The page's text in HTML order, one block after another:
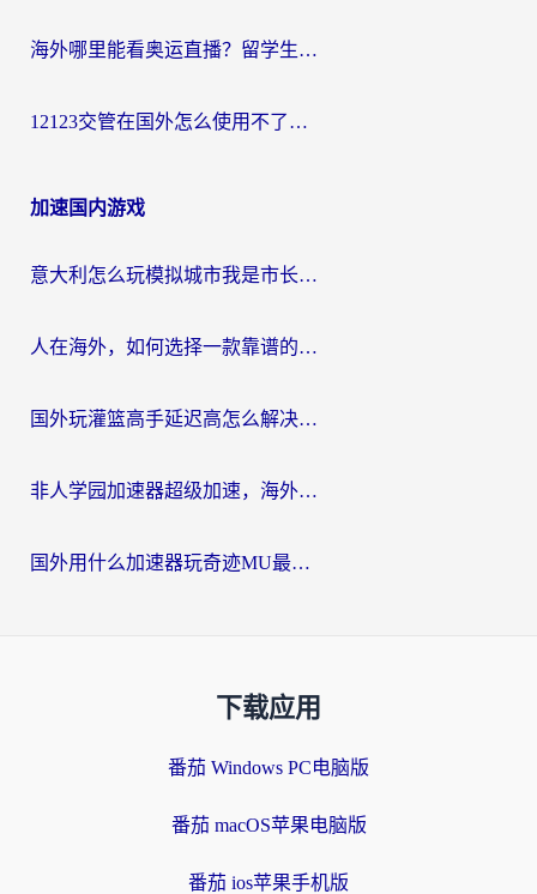
海外哪里能看奥运直播？留学生&海外华人必看的体育赛事观赛终极指南
12123交管在国外怎么使用不了？海外华人必看的无缝访问国内资源指南
加速国内游戏
意大利怎么玩模拟城市我是市长？海外党国服游戏加速终极攻略（附三国3量子特攻解决办法）
人在海外，如何选择一款靠谱的玩剑灵2加速器？
国外玩灌篮高手延迟高怎么解决？海外玩家国服游戏加速终极指南
非人学园加速器超级加速，海外玩家重返国服的通行证
国外用什么加速器玩奇迹MU最好？2026海外玩家国服游戏加速全攻略
下载应用
番茄 Windows PC电脑版
番茄 macOS苹果电脑版
番茄 ios苹果手机版